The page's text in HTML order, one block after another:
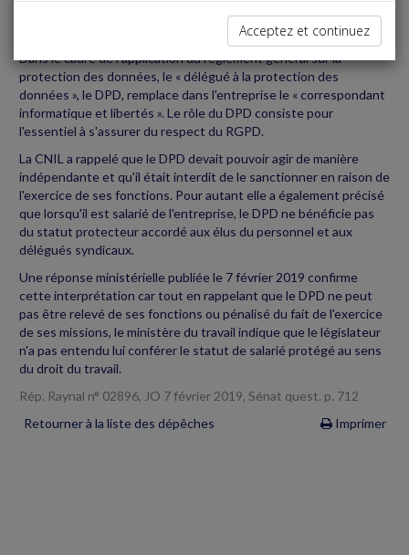
DÉLÉGUÉ À LA PROTECTION DES DONNÉES
Dans le cadre de l'application du règlement général sur la
protection des données, le « délégué à la protection des
données », le DPD, remplace dans l'entreprise le « correspondant
informatique et libertés ». Le rôle du DPD consiste pour
l'essentiel à s'assurer du respect du RGPD.
La CNIL a rappelé que le DPD devait pouvoir agir de manière
indépendante et qu'il était interdit de le sanctionner en raison de
l'exercice de ses fonctions. Pour autant elle a également précisé
que lorsqu'il est salarié de l'entreprise, le DPD ne bénéficie pas
du statut protecteur accordé aux élus du personnel et aux
délégués syndicaux.
Une réponse ministérielle publiée le 7 février 2019 confirme
cette interprétation car tout en rappelant que le DPD ne peut
pas être relevé de ses fonctions ou pénalisé du fait de l'exercice
de ses missions, le ministère du travail indique que le législateur
n'a pas entendu lui conférer le statut de salarié protégé au sens
du droit du travail.
Rép. Raynal n° 02896, JO 7 février 2019, Sénat quest. p. 712
Retourner à la liste des dépêches
Imprimer
Acceptez et continuez